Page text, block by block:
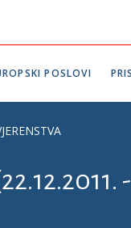
POSLOVI